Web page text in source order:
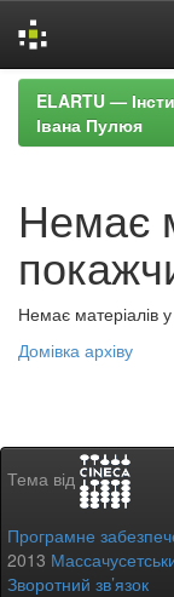
Skip
navigation
ELARTU —
Івана Пулюя
Немає
Немає матеріалів
Домівка архіву
Тема від
Програмне
2013
Зворотний зв’язок